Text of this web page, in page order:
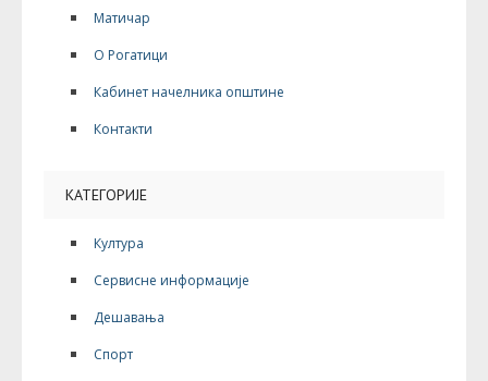
Матичар
О Рогатици
Кабинет начелника општине
Контакти
КАТЕГОРИЈЕ
Култура
Сервисне информације
Дешавања
Спорт